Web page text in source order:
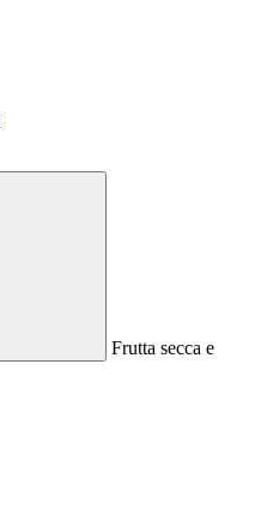
Frutta secca e